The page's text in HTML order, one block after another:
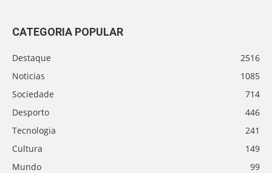
CATEGORIA POPULAR
Destaque
2516
Noticias
1085
Sociedade
714
Desporto
446
Tecnologia
241
Cultura
149
Mundo
99